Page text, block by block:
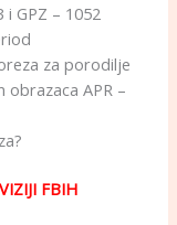
i GPZ – 1052
za porodilje
APR –
FBIH